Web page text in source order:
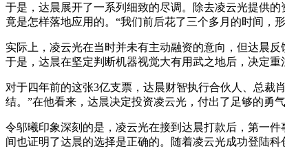
于是，达晨展开了一系列细致的尽调。除去凌云光提供
竟是怎样落地应用的。“我们前后花了三个多月的时间，
实际上，凌云光在当时并未有主动融资的意向，但达晨
于是，达晨在坚定判断机器视觉大有用武之地后，决定
对于四年前的这张3亿支票，达晨财智执行合伙人、总裁
结。”在他看来，达晨决定投资凌云光，付出了足够的勇
令邬曦印象深刻的是，凌云光在接到达晨打款后，第一
间也证明了达晨的选择是正确的。随着凌云光成功登陆